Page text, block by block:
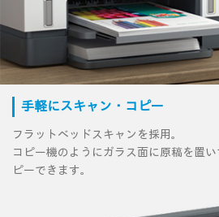
手軽にスキャン・コピー
フラットベッドスキャンを採用。
コピー機のようにガラス面に原稿を置
ピーできます。